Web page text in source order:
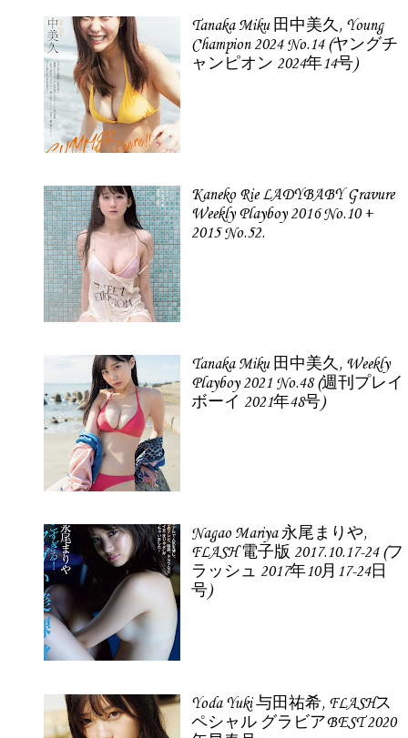
Tanaka Miku 田中美久, Young
Champion 2024 No.14 (ヤングチ
ャンピオン 2024年14号)
Kaneko Rie LADYBABY Gravure
Weekly Playboy 2016 No.10 +
2015 No.52.
Tanaka Miku 田中美久, Weekly
Playboy 2021 No.48 (週刊プレイ
ボーイ 2021年48号)
Nagao Mariya 永尾まりや,
FLASH 電子版 2017.10.17-24 (フ
ラッシュ 2017年10月17-24日
号)
Yoda Yuki 与田祐希, FLASHス
ペシャル グラビアBEST 2020